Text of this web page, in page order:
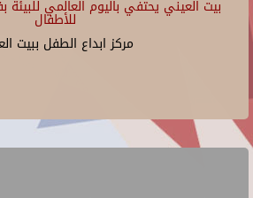
بيت العيني يحتفي باليوم العالمي للبيئة
للأطفال
مركز ابداع الطفل ببيت